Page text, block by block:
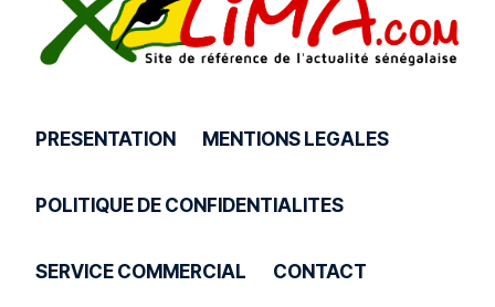
PRESENTATION MENTIONS LEGALES
POLITIQUE DE CONFIDENTIALITES
SERVICE COMMERCIAL CONTACT